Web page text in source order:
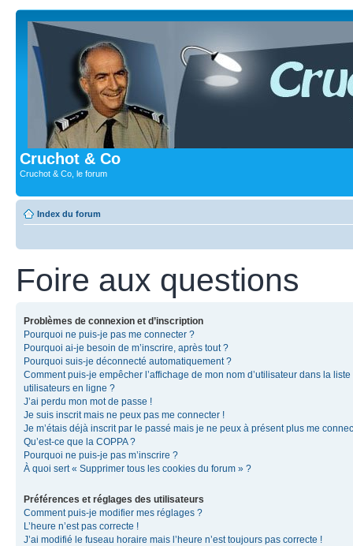
Cruchot & Co
Cruchot & Co, le forum
Index du forum
Foire aux questions
Problèmes de connexion et d’inscription
Pourquoi ne puis-je pas me connecter ?
Pourquoi ai-je besoin de m’inscrire, après tout ?
Pourquoi suis-je déconnecté automatiquement ?
Comment puis-je empêcher l’affichage de mon nom d’utilisateur dans la liste
utilisateurs en ligne ?
J’ai perdu mon mot de passe !
Je suis inscrit mais ne peux pas me connecter !
Je m’étais déjà inscrit par le passé mais je ne peux à présent plus me
Qu’est-ce que la COPPA ?
Pourquoi ne puis-je pas m’inscrire ?
À quoi sert « Supprimer tous les cookies du forum » ?
Préférences et réglages des utilisateurs
Comment puis-je modifier mes réglages ?
L’heure n’est pas correcte !
J’ai modifié le fuseau horaire mais l’heure n’est toujours pas correcte !